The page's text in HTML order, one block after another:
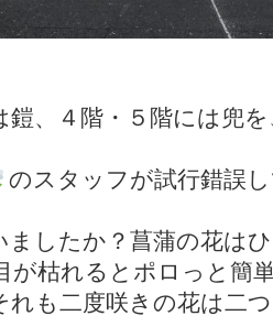
鎧、４階・５階には兜
のスタッフが試行錯誤
ましたか？菖蒲の花は
が枯れるとポロっと簡
れも二度咲きの花は二